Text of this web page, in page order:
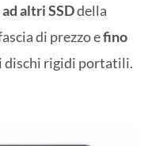
altri SSDdella
di prezzo efino
dischi rigidi portatili.